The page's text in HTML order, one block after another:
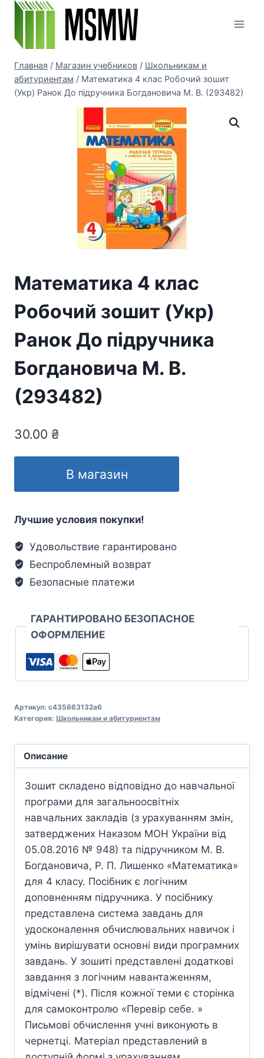
Перейти
содержимому
Главная / Магазин учебников / Школьникам и
абитуриентам / Математика 4 клас Робочий зошит
(Укр) Ранок До підручника Богдановича М. В. (293482)
Математика 4 клас
Робочий зошит (Укр)
Ранок До підручника
Богдановича М. В.
(293482)
30.00 ₴
В магазин
Лучшие условия покупки!
Удовольствие гарантировано
Беспроблемный возврат
Безопасные платежи
ГАРАНТИРОВАНО БЕЗОПАСНОЕ
ОФОРМЛЕНИЕ
Артикул: c435663132a6
Категория: Школьникам и абитуриентам
Описание
Зошит складено відповідно до навчальної
програми для загальноосвітніх
навчальних закладів (з урахуванням змін,
затверджених Наказом МОН України від
05.08.2016 № 948) та підручником М. В.
Богдановича, Р. П. Лишенко «Математика»
для 4 класу. Посібник є логічним
доповненням підручника. У посібнику
представлена система завдань для
удосконалення обчислювальних навичок і
умінь вирішувати основні види програмних
завдань. У зошиті представлені додаткові
завдання з логічним навантаженням,
відмічені (*). Після кожної теми є сторінка
для самоконтролю «Перевір себе. »
Письмові обчислення учні виконують в
чернетці. Матеріал представлений в